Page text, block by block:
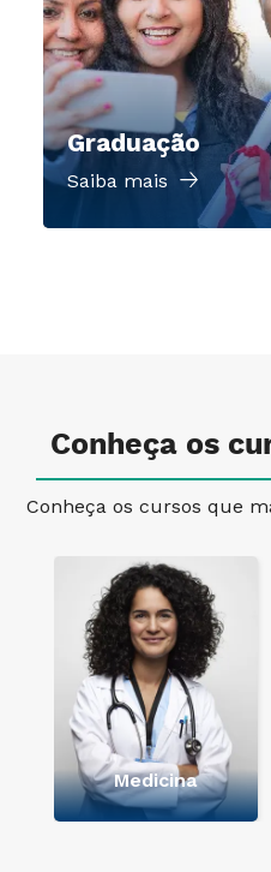
Graduação
Saiba mais
Conheça os
Conheça os cursos que
Medicina